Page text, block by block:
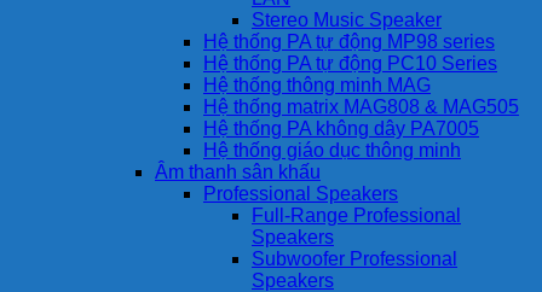
Stereo Music Speaker
Hệ thống PA tự động MP98 series
Hệ thống PA tự động PC10 Series
Hệ thống thông minh MAG
Hệ thống matrix MAG808 & MAG505
Hệ thống PA không dây PA7005
Hệ thống giáo dục thông minh
Âm thanh sân khấu
Professional Speakers
Full-Range Professional
Speakers
Subwoofer Professional
Speakers